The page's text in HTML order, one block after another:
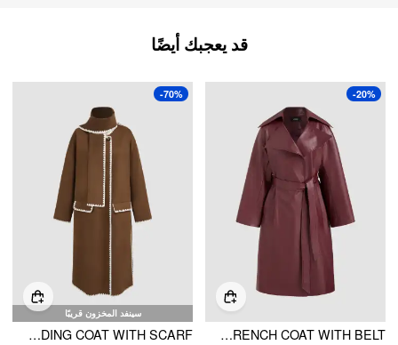
قد يعجبك أيضًا
-20%
FAUX LEATHER TRENCH COAT WITH BELT
سينفد المخزون قريبًا
-70%
WOOL-LIKE ROUND NECKLINE SOLID CONTRASTING BINDING COAT WITH SCARF